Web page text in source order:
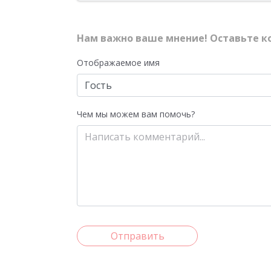
Нам важно ваше мнение! Оставьте
Отображаемое имя
Чем мы можем вам помочь?
Отправить